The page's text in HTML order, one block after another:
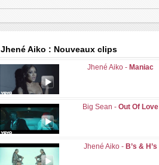
Jhené Aiko : Nouveaux clips
Jhené Aiko - Maniac
Big Sean - Out Of Love
Jhené Aiko - B’s & H’s